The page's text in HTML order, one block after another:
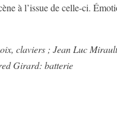
à l’issue de celle-ci.
claviers ; Jean Luc
Girard: batterie